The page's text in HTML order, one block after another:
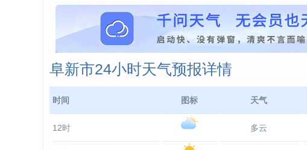
阜新市24小时天气预报详情
时间 图标 天气
12时 多云